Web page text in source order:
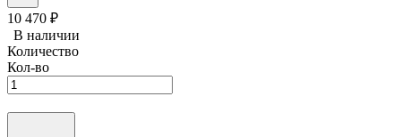
10 470 ₽
В наличии
Количество
Кол-во